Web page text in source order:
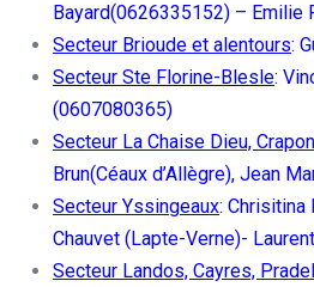
Bayard(0626335152) – Emilie
Secteur Brioude et alentours:
Secteur Ste Florine-Blesle:
(0607080365)
Secteur La Chaise Dieu,
Brun(Céaux d’Allègre), Jean
Secteur Yssingeaux: Chrisitina
Chauvet (Lapte-Verne)-
Secteur Landos, Cayres,